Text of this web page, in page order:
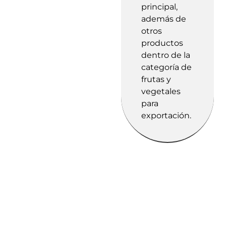
principal,
además de
otros
productos
dentro de la
categoría de
frutas y
vegetales
para
exportación.